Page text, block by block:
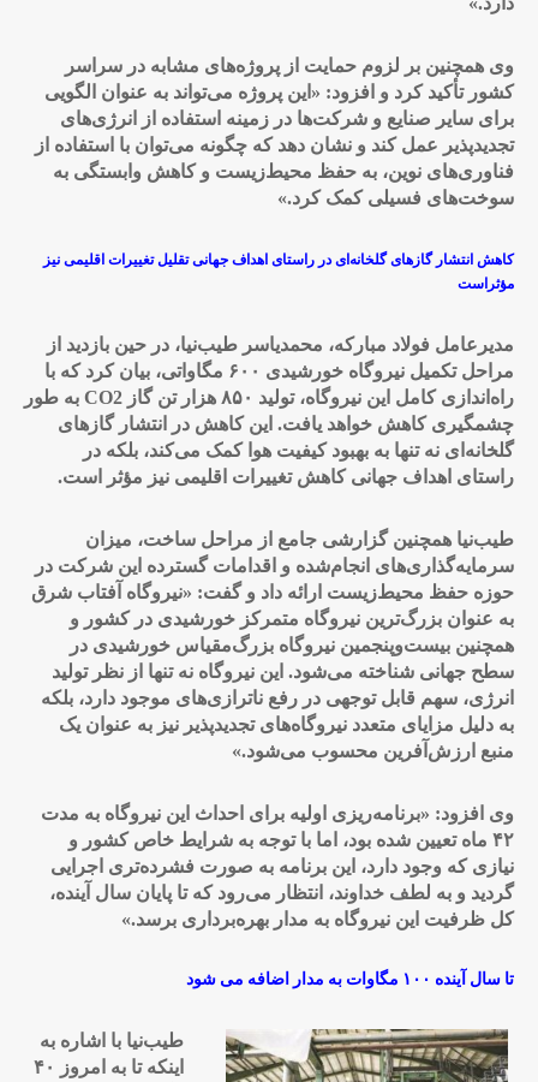
وی همچنین بر لزوم حمایت از پروژه‌های مشابه در سراسر
کشور تأکید کرد و افزود: «این پروژه می‌تواند به عنوان الگویی
برای سایر صنایع و شرکت‌ها در زمینه استفاده از انرژی‌های
تجدیدپذیر عمل کند و نشان دهد که چگونه می‌توان با استفاده از
فناوری‌های نوین، به حفظ محیط‌زیست و کاهش وابستگی به
سوخت‌های فسیلی کمک کرد.»
کاهش انتشار گازهای گلخانه‌ای در راستای اهداف جهانی تقلیل تغییرات اقلیمی نیز
مؤثراست
مدیرعامل فولاد مبارکه، محمدیاسر طیب‌نیا، در حین بازدید از
مراحل تکمیل نیروگاه خورشیدی ۶۰۰ مگاواتی، بیان کرد که با
راه‌اندازی کامل این نیروگاه، تولید ۸۵۰ هزار تن گاز
به طور
چشمگیری کاهش خواهد یافت. این کاهش در انتشار گازهای
گلخانه‌ای نه تنها به بهبود کیفیت هوا کمک می‌کند، بلکه در
راستای اهداف جهانی کاهش تغییرات اقلیمی نیز مؤثر است.
طیب‌نیا همچنین گزارشی جامع از مراحل ساخت، میزان
سرمایه‌گذاری‌های انجام‌شده و اقدامات گسترده این شرکت در
حوزه حفظ محیط‌زیست ارائه داد و گفت: «نیروگاه آفتاب شرق
به عنوان بزرگ‌ترین نیروگاه متمرکز خورشیدی در کشور و
همچنین بیست‌و‌پنجمین نیروگاه بزرگ‌مقیاس خورشیدی در
سطح جهانی شناخته می‌شود. این نیروگاه نه تنها از نظر تولید
انرژی، سهم قابل توجهی در رفع ناترازی‌های موجود دارد، بلکه
به دلیل مزایای متعدد نیروگاه‌های تجدیدپذیر نیز به عنوان یک
منبع ارزش‌آفرین محسوب می‌شود.»
وی افزود: «برنامه‌ریزی اولیه برای احداث این نیروگاه به مدت
۴۲ ماه تعیین شده بود، اما با توجه به شرایط خاص کشور و
نیازی که وجود دارد، این برنامه به صورت فشرده‌تری اجرایی
گردید و به لطف خداوند، انتظار می‌رود که تا پایان سال آینده،
کل ظرفیت این نیروگاه به مدار بهره‌برداری برسد.»
تا سال آینده ۱۰۰ مگاوات به مدار اضافه می شود
طیب‌نیا با اشاره به
اینکه تا به امروز ۴۰